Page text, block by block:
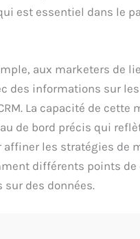
est essentiel dans le
aux marketers de
des informations sur
La capacité de cette
de bord précis qui
les stratégies de
différents points
des données.